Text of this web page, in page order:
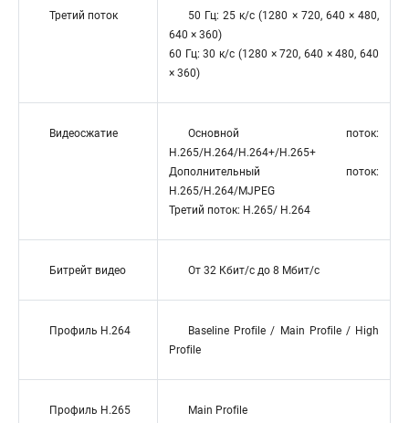
Третий поток
50 Гц: 25 к/с (1280 × 720, 640 × 480,
640 × 360)
60 Гц: 30 к/с (1280 × 720, 640 × 480, 640
× 360)
Видеосжатие
Основной поток:
H.265/H.264/H.264+/H.265+
Дополнительный поток:
H.265/H.264/MJPEG
Третий поток: H.265/ H.264
Битрейт видео От 32 Кбит/с до 8 Мбит/с
Профиль H.264
Baseline Profile / Main Profile / High
Profile
Профиль H.265 Main Profile